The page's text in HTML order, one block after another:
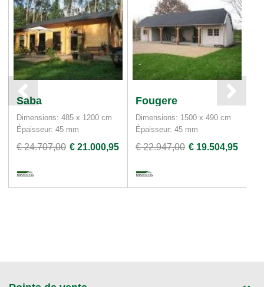
Saba
Dimensions: 485 x 1200 cm
Épaisseur: 45 mm
€ 24.707,00 € 21.000,95
Fougere
Dimensions: 1500 x 490 cm
Épaisseur: 45 mm
€ 22.947,00 € 19.504,95